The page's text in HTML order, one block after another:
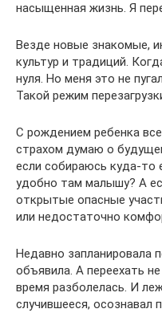
насыщенная жизнь. Я
Везде новые знакомые,
культур и традиций.
нуля. Но меня это не
Такой режим
С рождением ребенка
страхом думаю о
если собираюсь куда-
удобно там малышу? А
открытые опасные
или недостаточно
Недавно запланировала
объявила. А переехать
время разболелась. И
случившееся, осознавал